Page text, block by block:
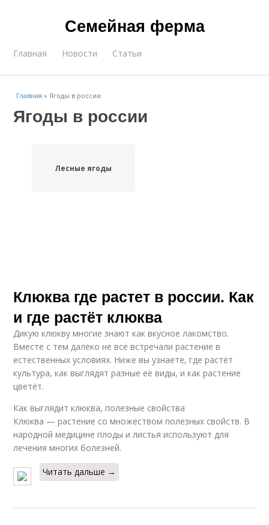
Семейная ферма
Главная Новости Статьи
Главная »Ягоды в россии
Ягоды в россии
Лесные ягоды
Клюква где растет в россии. Как
и где растёт клюква
Дикую клюкву многие знают как вкусное лакомство.
Вместе с тем далеко не все встречали растение в
естественных условиях. Ниже вы узнаете, где растёт
культура, как выглядят разные её виды, и как растение
цветёт.
Как выглядит клюква, полезные свойства
Клюква — растение со множеством полезных свойств. В
народной медицине плоды и листья используют для
лечения многих болезней.
Читать дальше →